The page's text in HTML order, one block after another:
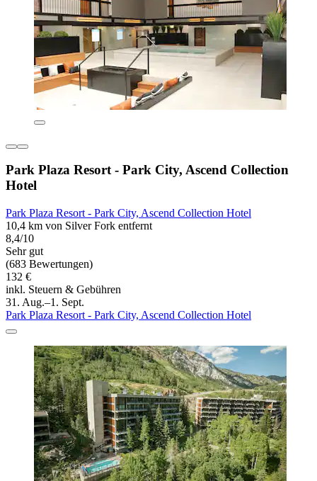
Park Plaza Resort - Park City, Ascend Collection
Hotel
Park Plaza Resort - Park City, Ascend Collection Hotel
10,4 km von Silver Fork entfernt
8,4/10
Sehr gut
(683 Bewertungen)
132 €
inkl. Steuern & Gebühren
31. Aug.–1. Sept.
Park Plaza Resort - Park City, Ascend Collection Hotel